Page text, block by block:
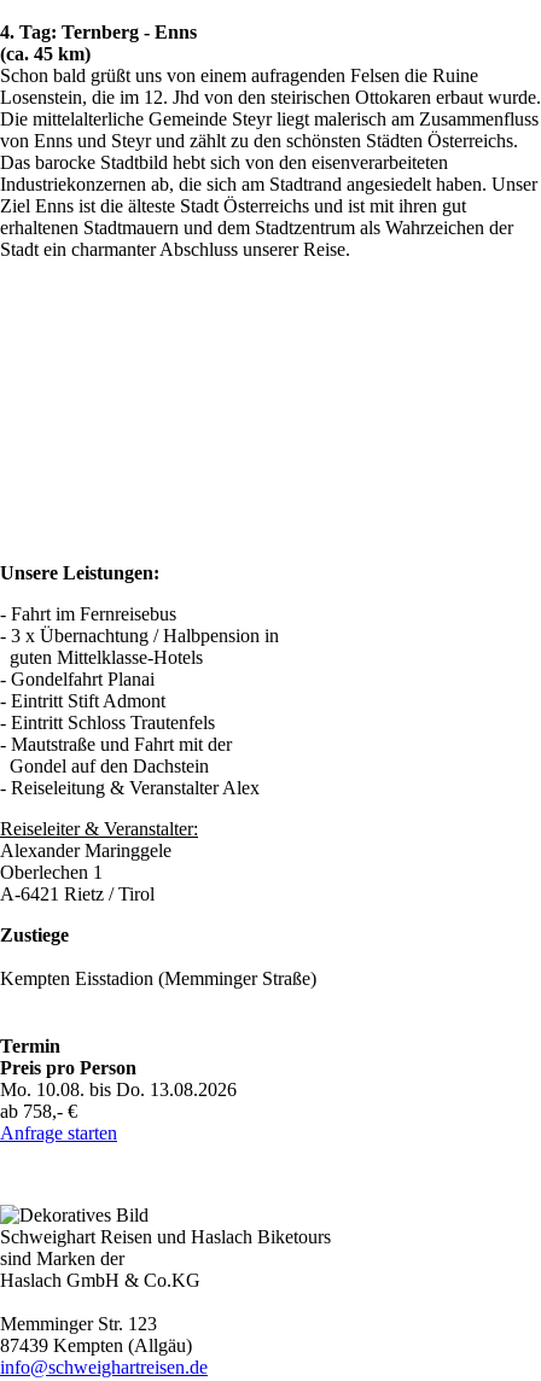
4. Tag: Ternberg - Enns
(ca. 45 km)
Schon bald grüßt uns von einem aufragenden Felsen die Ruine
Losenstein, die im 12. Jhd von den steirischen Ottokaren erbaut wurde.
Die mittelalterliche Gemeinde Steyr liegt malerisch am Zusammenfluss
von Enns und Steyr und zählt zu den schönsten Städten Österreichs.
Das barocke Stadtbild hebt sich von den eisenverarbeiteten
Industriekonzernen ab, die sich am Stadtrand angesiedelt haben. Unser
Ziel Enns ist die älteste Stadt Österreichs und ist mit ihren gut
erhaltenen Stadtmauern und dem Stadtzentrum als Wahrzeichen der
Stadt ein charmanter Abschluss unserer Reise.
Unsere Leistungen:
- Fahrt im Fernreisebus
- 3 x Übernachtung / Halbpension in
guten Mittelklasse-Hotels
- Gondelfahrt Planai
- Eintritt Stift Admont
- Eintritt Schloss Trautenfels
- Mautstraße und Fahrt mit der
Gondel auf den Dachstein
- Reiseleitung & Veranstalter Alex
Reiseleiter & Veranstalter:
Alexander Maringgele
Oberlechen 1
A-6421 Rietz / Tirol
Zustiege
Kempten Eisstadion (Memminger Straße)
Termin
Preis pro Person
Mo. 10.08. bis Do. 13.08.2026
ab 758,- €
Anfrage starten
Schweighart Reisen und Haslach Biketours
sind Marken der
Haslach GmbH & Co.KG
Memminger Str. 123
87439 Kempten (Allgäu)
info@schweighartreisen.de